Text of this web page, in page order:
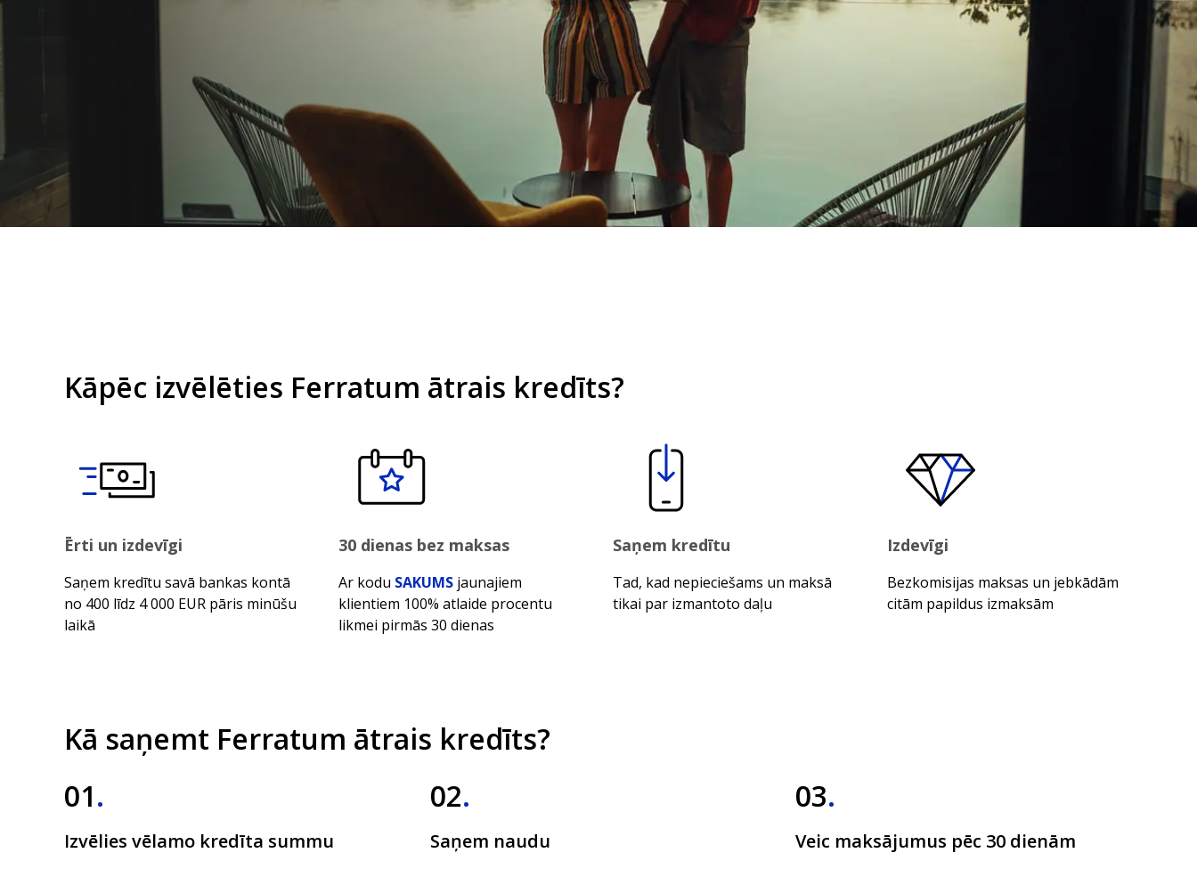
pirmās 30 dienas
✔ Nekādu slēptu izmaksu
✔ Naudas izmaksa uzreiz, naudas izņemšana 0€
Kāpēc izvēlēties Ferratum ātrais kredīts?
Ērti un izdevīgi
Saņem kredītu savā bankas kontā
no 400 līdz 4 000 EUR pāris minūšu
laikā
30 dienas bez maksas
Ar kodu SAKUMS jaunajiem
klientiem 100% atlaide procentu
likmei pirmās 30 dienas
Saņem kredītu
Tad, kad nepieciešams un maksā
tikai par izmantoto daļu
Izdevīgi
Bezkomisijas maksas un jebkādām
citām papildus izmaksām
Kā saņemt Ferratum ātrais kredīts?
01.
Izvēlies vēlamo kredīta summu
02.
Saņem naudu
03.
Veic maksājumus pēc 30 dienām